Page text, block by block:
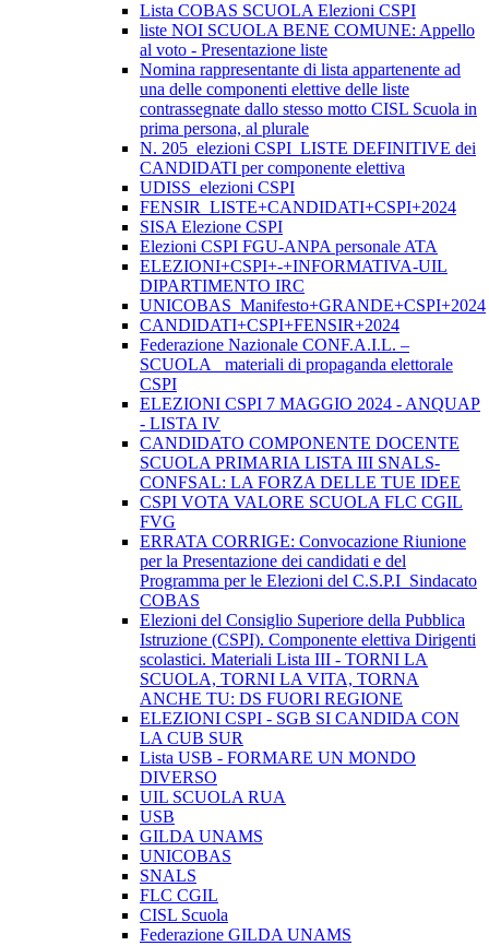
Lista COBAS SCUOLA Elezioni CSPI
liste NOI SCUOLA BENE COMUNE: Appello
al voto - Presentazione liste
Nomina rappresentante di lista appartenente ad
una delle componenti elettive delle liste
contrassegnate dallo stesso motto CISL Scuola in
prima persona, al plurale
N. 205_elezioni CSPI_LISTE DEFINITIVE dei
CANDIDATI per componente elettiva
UDISS_elezioni CSPI
FENSIR_LISTE+CANDIDATI+CSPI+2024
SISA Elezione CSPI
Elezioni CSPI FGU-ANPA personale ATA
ELEZIONI+CSPI+-+INFORMATIVA-UIL
DIPARTIMENTO IRC
UNICOBAS_Manifesto+GRANDE+CSPI+2024
CANDIDATI+CSPI+FENSIR+2024
Federazione Nazionale CONF.A.I.L. –
SCUOLA_ materiali di propaganda elettorale
CSPI
ELEZIONI CSPI 7 MAGGIO 2024 - ANQUAP
- LISTA IV
CANDIDATO COMPONENTE DOCENTE
SCUOLA PRIMARIA LISTA III SNALS-
CONFSAL: LA FORZA DELLE TUE IDEE
CSPI VOTA VALORE SCUOLA FLC CGIL
FVG
ERRATA CORRIGE: Convocazione Riunione
per la Presentazione dei candidati e del
Programma per le Elezioni del C.S.P.I_Sindacato
COBAS
Elezioni del Consiglio Superiore della Pubblica
Istruzione (CSPI). Componente elettiva Dirigenti
scolastici. Materiali Lista III - TORNI LA
SCUOLA, TORNI LA VITA, TORNA
ANCHE TU: DS FUORI REGIONE
ELEZIONI CSPI - SGB SI CANDIDA CON
LA CUB SUR
Lista USB - FORMARE UN MONDO
DIVERSO
UIL SCUOLA RUA
USB
GILDA UNAMS
UNICOBAS
SNALS
FLC CGIL
CISL Scuola
Federazione GILDA UNAMS